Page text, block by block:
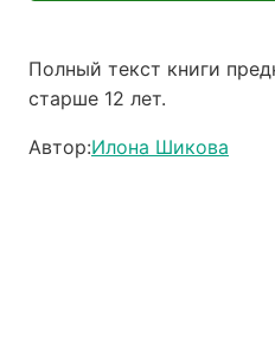
Полный текст книги
старше 12 лет.
Автор:Илона Шикова